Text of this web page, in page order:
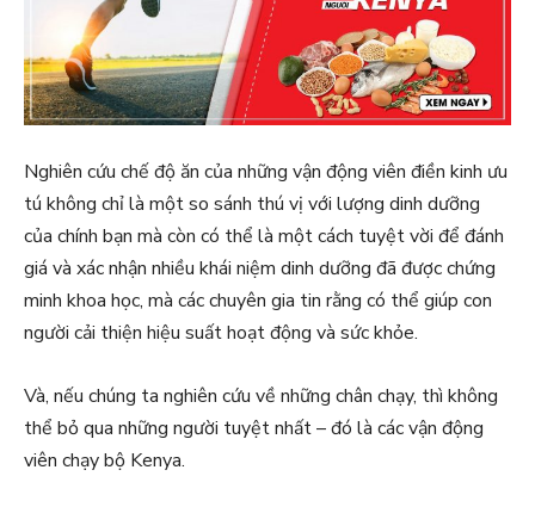
Nghiên cứu chế độ ăn của những vận động viên điền kinh ưu
tú không chỉ là một so sánh thú vị với lượng dinh dưỡng
của chính bạn mà còn có thể là một cách tuyệt vời để đánh
giá và xác nhận nhiều khái niệm dinh dưỡng đã được chứng
minh khoa học, mà các chuyên gia tin rằng có thể giúp con
người cải thiện hiệu suất hoạt động và sức khỏe.
Và, nếu chúng ta nghiên cứu về những chân chạy, thì không
thể bỏ qua những người tuyệt nhất – đó là các vận động
viên chạy bộ Kenya.